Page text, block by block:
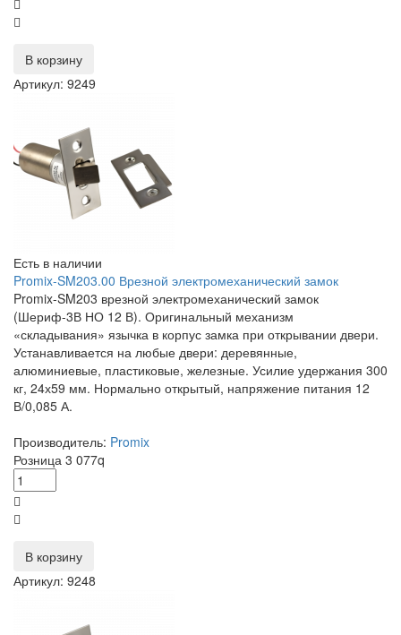
В корзину
Артикул: 9249
Есть в наличии
Promix-SM203.00 Врезной электромеханический замок
Promix-SM203 врезной электромеханический замок
(Шериф-3В НО 12 В). Оригинальный механизм
«складывания» язычка в корпус замка при открывании двери.
Устанавливается на любые двери: деревянные,
алюминиевые, пластиковые, железные. Усилие удержания 300
кг, 24х59 мм. Нормально открытый, напряжение питания 12
В/0,085 А.
Производитель: Promix
Розница 3 077q
В корзину
Артикул: 9248